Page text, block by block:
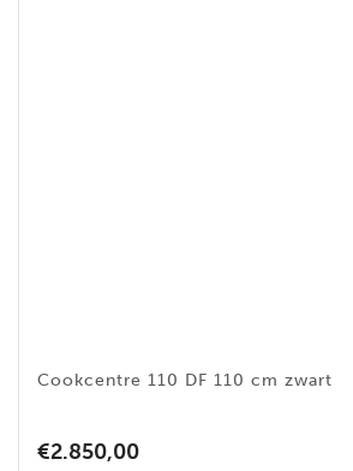
Cookcentre 110 DF 110 cm zwart
€2.850,00